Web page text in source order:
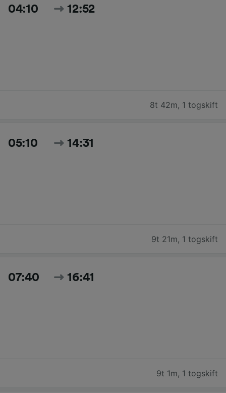
04:10 12:52
8t 42m, 1 togskift
05:10 14:31
9t 21m, 1 togskift
07:40 16:41
9t 1m, 1 togskift